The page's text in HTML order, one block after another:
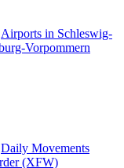
Airports in Schleswig-
Vorpommern
Daily Movements
(XFW)